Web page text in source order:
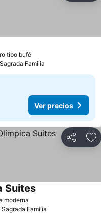
tipo buféVer precios
Familia
Ver precios
Compartir
moderna
SuitesVer precios
Sagrada Familia